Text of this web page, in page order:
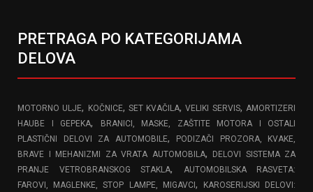
PRETRAGA PO KATEGORIJAMA
DELOVA
MOTORNO ULJE, KOČNICE, SET KVAČILA,VELIKI SERVIS,AMORTIZERI
HAUBE I GEPEKA,
BRANICI, MASKE, ZAŠTITE MOTORA I OSTALI
PLASTIČNI DELOVI ZA AUTOMOBILE,
PODIZAČI PROZORA, KVAKE,
BRAVE I MEHANIZMI ZA VRATA AUTOMOBILA,
DELOVI SISTEMA ZA
PRANJE VETROBRANSKOG STAKLA,
AUTOMOBILSKA RASVETA:
FAROVI, MAGLENKE, STOP LAMPE, MIGAVCI ,
KAROSERIJSKI DELOVI: